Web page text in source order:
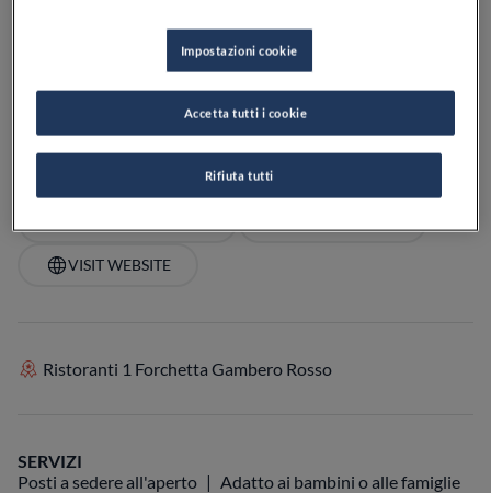
VISIT WEBSITE
Ristoranti 1 Forchetta Gambero Rosso
SERVIZI
Posti a sedere all'aperto
Adatto ai bambini o alle famiglie
Impostazioni cookie
Rifiuta tutti
Accetta tutti i cookie